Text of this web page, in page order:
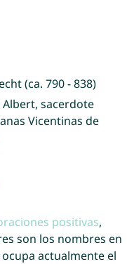
(ca. 790 - 838)
Albert, sacerdote
Vicentinas de
positivas,
son los nombres en
actualmente el